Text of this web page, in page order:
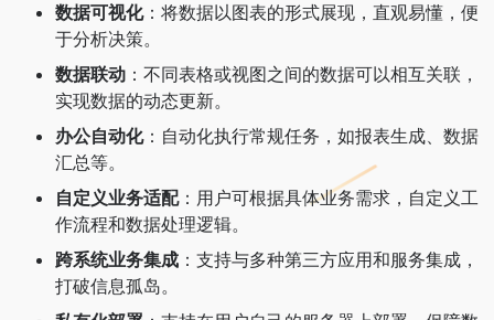
数据可视化：将数据以图表的形式展现，直观易懂，便
于分析决策。
数据联动 ：不同表格或视图之间的数据可以相互关联，
实现数据的动态更新。
办公自动化：自动化执行常规任务，如报表生成、数据
汇总等。
自定义业务适配：用户可根据具体业务需求，自定义工
作流程和数据处理逻辑。
跨系统业务集成 ：支持与多种第三方应用和服务集成，
打破信息孤岛。